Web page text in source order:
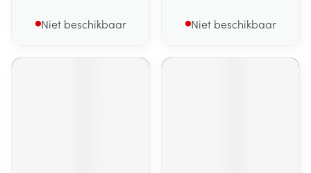
Niet beschikbaar Niet beschikbaar